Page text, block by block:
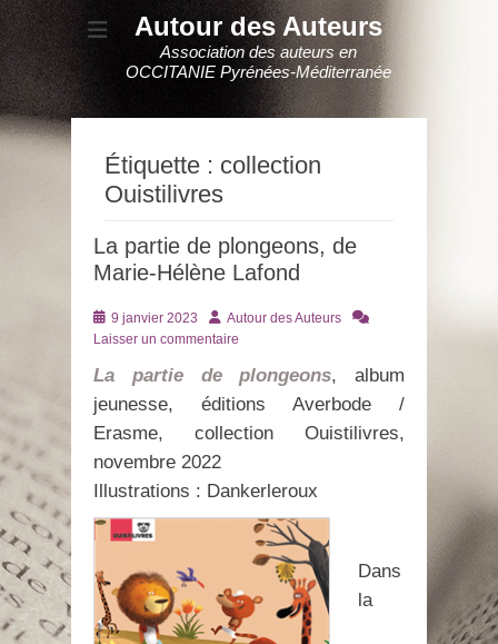
Autour des Auteurs
Association des auteurs en
OCCITANIE Pyrénées-Méditerranée
Étiquette : collection
Ouistilivres
La partie de plongeons, de
Marie-Hélène Lafond
Posté
le
9 janvier 2023 AuteurAutour des Auteurs
Laisser un commentaire
La partie de plongeons, album
jeunesse, éditions Averbode /
Erasme, collection Ouistilivres,
novembre 2022
Illustrations : Dankerleroux
Dans
la